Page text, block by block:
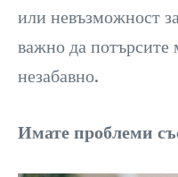
или невъзможност
важно да
незабавно.
Имате проблеми